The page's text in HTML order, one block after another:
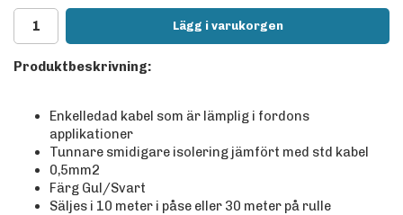
Lägg i varukorgen
Produktbeskrivning:
Enkelledad kabel som är lämplig i fordons
applikationer
Tunnare smidigare isolering jämfört med std kabel
0,5mm2
Färg Gul/Svart
Säljes i 10 meter i påse eller 30 meter på rulle